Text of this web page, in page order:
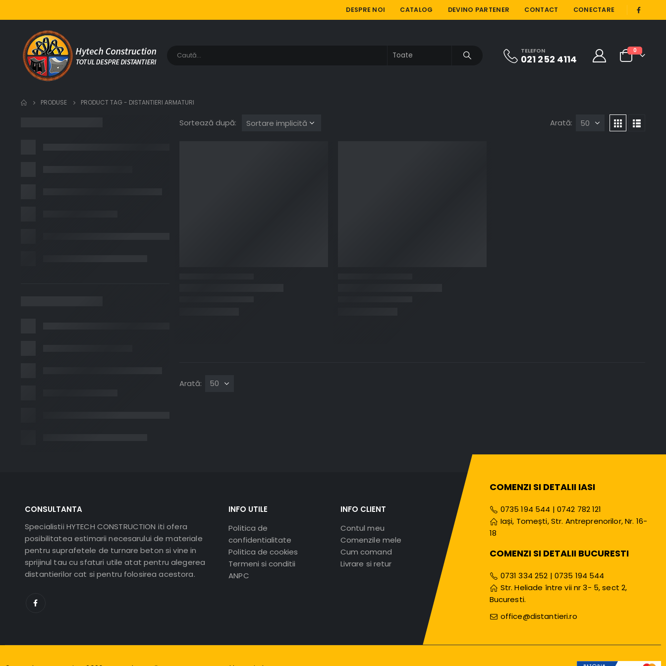
DESPRE NOI CATALOG DEVINO PARTENER CONTACT CONECTARE |
TELEFON
021 252 4114
0
PRODUSE PRODUCT TAG - DISTANTIERI ARMATURI
Sortează după: Arată:
Arată:
CONSULTANTA
Specialistii HYTECH CONSTRUCTION iti ofera
posibilitatea estimarii necesarului de materiale
pentru suprafetele de turnare beton si vine in
sprijinul tau cu sfaturi utile atat pentru alegerea
distantierilor cat si pentru folosirea acestora.
INFO UTILE
Politica de
confidentialitate
Politica de cookies
Termeni si conditii
ANPC
INFO CLIENT
Contul meu
Comenzile mele
Cum comand
Livrare si retur
COMENZI SI DETALII IASI
0735 194 544 | 0742 782 121
Iași, Tomești, Str. Antreprenorilor, Nr. 16-
18
COMENZI SI DETALII BUCURESTI
0731 334 252 | 0735 194 544
Str. Heliade între vii nr 3- 5, sect 2,
Bucuresti.
office@distantieri.ro